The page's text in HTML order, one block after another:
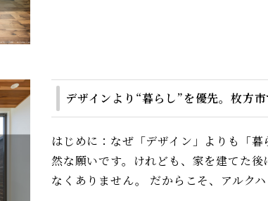
デザインより“暮らし”を優先。枚方
はじめに：なぜ「デザイン」よりも「
然な願いです。けれども、家を建てた
なくありません。 だからこそ、アルク